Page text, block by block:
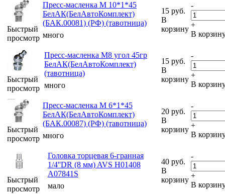
Быстрый
просмотр
Пресс-масленка М 10*1*45
БелАК(БелАвтоКомплект)
(БАК.00081) (РФ) (тавотница)
много
15 руб.
В
корзину
-
+
В
Быстрый
просмотр
Пресс-масленка М8 угол 45гр
БелАК(БелАвтоКомплект)
(тавотница)
много
15 руб.
В
корзину
-
+
В
Быстрый
просмотр
Пресс-масленка М 6*1*45
БелАК(БелАвтоКомплект)
(БАК.00087) (РФ) (тавотница)
много
20 руб.
В
корзину
-
+
В
Быстрый
просмотр
Головка торцевая 6-гранная
1/4''DR (8 мм) AVS H01408
A07841S
мало
40 руб.
В
корзину
-
+
В